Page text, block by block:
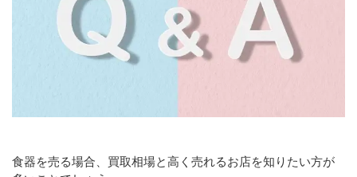
食器を売る場合、買取相場と高く売れるお店を知りたい方が